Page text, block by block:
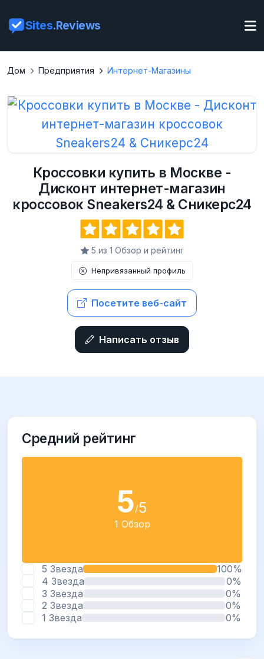
Sites.Reviews
Дом Предприятия Интернет-Магазины
Кроссовки купить в Москве -
Дисконт интернет-магазин
кроссовок Sneakers24 & Сникерс24
5 из 1 Обзор и рейтинг
Непривязанный профиль
Посетите веб-сайт
Написать отзыв
Средний рейтинг
5/5
1 Обзор
5 Звезда
100%
4 Звезда
0%
3 Звезда
0%
2 Звезда
0%
1 Звезда
0%